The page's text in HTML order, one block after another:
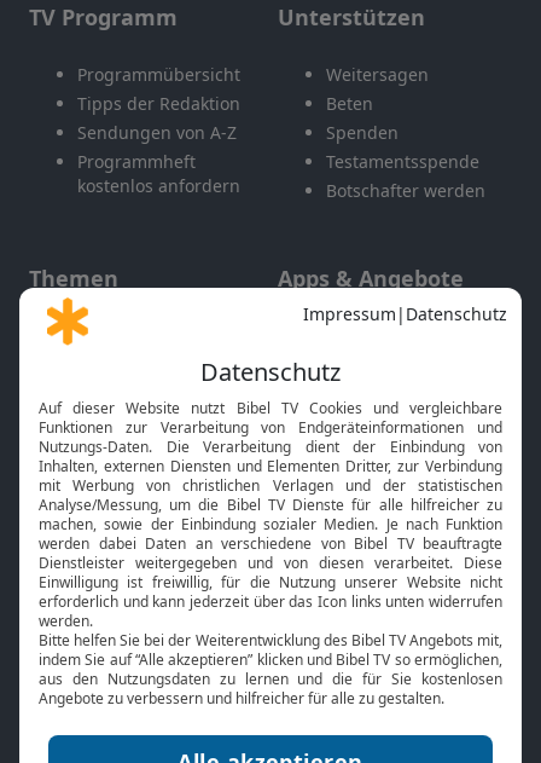
TV Programm
Programmübersicht
Tipps der Redaktion
Sendungen von A-Z
Programmheft
kostenlos anfordern
Unterstützen
Weitersagen
Beten
Spenden
Testamentsspende
Botschafter werden
Themen
Gott und Bibel erklärt
Neuigkeiten
Apps & Angebote
Mobile App
Smart TV
HbbTV
Bibelthek Online-Bibel
Nächster Gottesdienst
Bibel TV
Über uns
Jobs
Mediadaten
Service
Kontakt
TV-Empfang